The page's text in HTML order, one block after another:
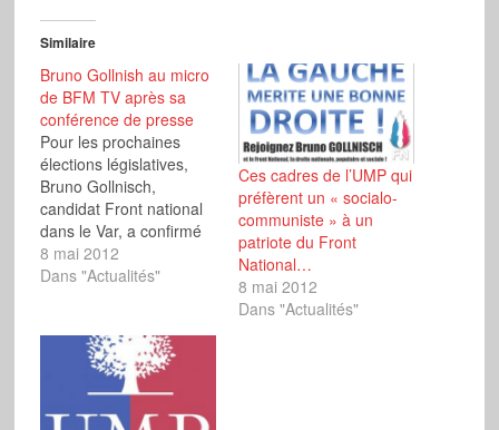
Similaire
Bruno Gollnish au micro
de BFM TV après sa
conférence de presse
Pour les prochaines
élections législatives,
Bruno Gollnisch,
candidat Front national
dans le Var, a confirmé
l'existence d'une "liste
noire de personnalités
préféraient un candidat
socialo-communiste au
Front National". Source :
BFM TV
8 mai 2012
Dans "Actualités"
Ces cadres de l’UMP qui
préfèrent un « socialo-
communiste » à un
patriote du Front
National…
8 mai 2012
Dans "Actualités"